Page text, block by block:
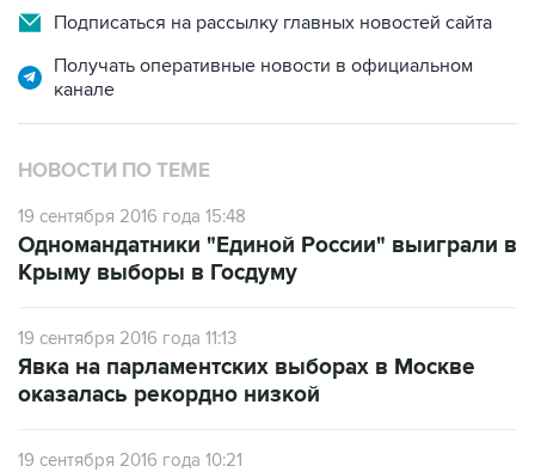
Подписаться на рассылку главных новостей сайта
Получать оперативные новости в официальном
канале
НОВОСТИ ПО ТЕМЕ
19 сентября 2016 года 15:48
Одномандатники "Единой России" выиграли в
Крыму выборы в Госдуму
19 сентября 2016 года 11:13
Явка на парламентских выборах в Москве
оказалась рекордно низкой
19 сентября 2016 года 10:21